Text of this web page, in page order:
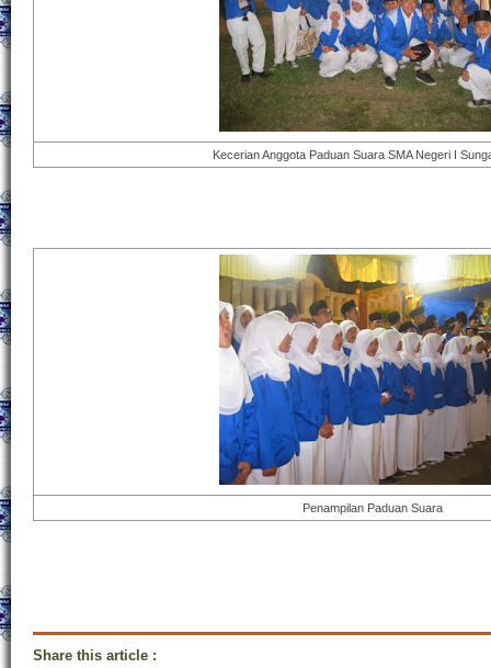
Kecerian Anggota Paduan Suara SMA Negeri I
Penampilan Paduan Suara
Share this article :